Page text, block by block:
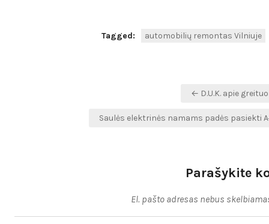
Tagged: automobilių remontas Vilniuje
← D.U.K. apie
Saulės elektrinės namams padės pasiekti
Parašykite
El. pašto adresas nebus